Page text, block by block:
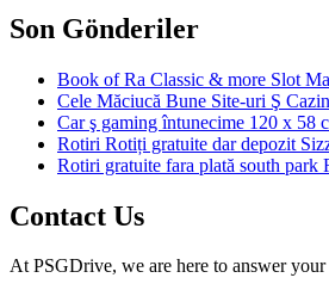
Son Gönderiler
Book of Ra Classic & more Slot
Cele Măciucă Bune Site-uri Ş
Car ş gaming întunecime 120 x 58
Rotiri Rotiți gratuite dar depozit
Rotiri gratuite fara plată south park
Contact Us
At PSGDrive, we are here to answer